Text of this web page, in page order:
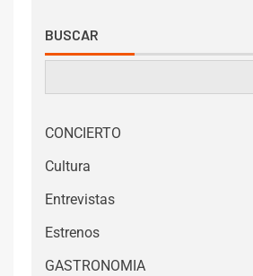
BUSCAR
CONCIERTO
Cultura
Entrevistas
Estrenos
GASTRONOMIA